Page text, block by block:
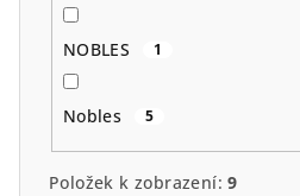
NOBLES 1
Nobles 5
Položek k zobrazení:9